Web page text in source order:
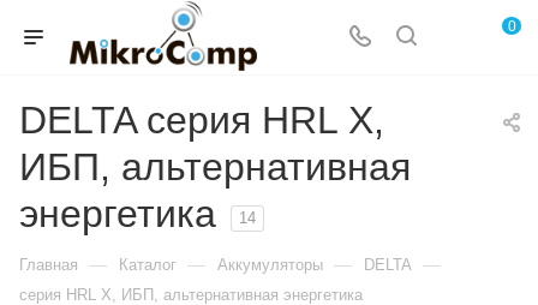
0
DELTA серия HRL X,
ИБП, альтернативная
энергетика
14
Главная — Каталог — Аккумуляторы — DELTA —
серия HRL X, ИБП, альтернативная энергетика